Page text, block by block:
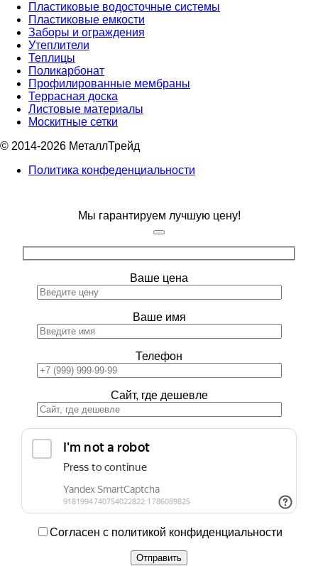
Пластиковые водосточные системы
Пластиковые емкости
Заборы и ограждения
Утеплители
Теплицы
Поликарбонат
Профилированные мембраны
Террасная доска
Листовые материалы
Москитные сетки
© 2014-2026 МеталлТрейд
Политика конфеденциальности
Мы гарантируем лучшую цену!
Ваше цена
Ваше имя
Телефон
Сайт, где дешевле
Согласен с политикой конфиденциальности